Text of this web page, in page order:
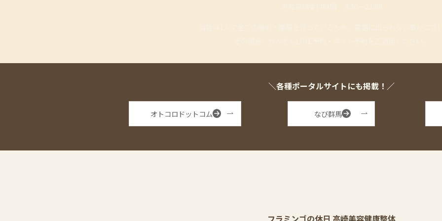
＼各種ポータルサイトにも掲載！／
オトコロドットコム なび群馬
フラミンゴの休日 高崎美容健康整体